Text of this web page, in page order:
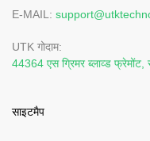
E-MAIL:
UTK गोदाम:
44364 एस ग्रिमर ब्लाव्ड फ्रेमोंट,
साइटमैप